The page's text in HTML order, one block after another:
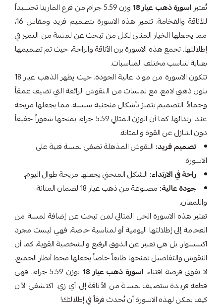
تُعتبراسورة ذهب عيار 18
وزن 5.59 جرام من فرع المارينا تجسيداً
للأناقة والفخامة. تتميز هذه الاسورة بتصميم فريد ومقاس 16،
مما يجعلها الخيار المثالي لكل من تبحث عن لمسة من التميز في
إطلالتها. تجمع هذه الاسورة بين الأناقة والراحة، حيث تم تصميمها
بعناية لتناسب مختلف المناسبات.
تتكون الاسورة من مواد عالية الجودة، حيث يظهر الذهب عيار 18
بلون ذهبي لامع، مع لمسات من النقوش الرائعة التي تضيف عمقاً
وجمالاً. التصميم يتميز بأشكال منحنية سلسة، مما يجعلها مريحة
عند ارتدائها. كما أن الوزن المثالي 5.59 جرام يمنحها شعوراً خفيفاً
دون التنازل عن القوة والمتانة.
تصميم فريد: النقوش المذهلة تضفي لمسة فنية على
الاسورة.
راحة في الارتداء: الشكل المنحني يجعلها مريحة طوال اليوم.
جودة عالية:
مصنوعة من ذهب عيار 18 لضمان المتانة
واللمعان.
تعتبر هذه الاسورة الحل المثالي لمن تبحث عن إضافة لمسة من
الفخامة إلى إطلالتها اليومية أو لمناسبة خاصة. فهي ليست مجرد
اكسسوار، بل هي تعبير عن الذوق الرفيع والشخصية القوية. كما أن
النقوش والتفاصيل تمنحها طابعاً خاصاً يجعلها محط أنظار الجميع.
لا تفوتي فرصة اقتناء اسورة ذهب عيار 18
بوزن 5.59 جرام، فهي
قطعة فريدة ستضيف لمسة من الأناقة إلى أي زي. اكتشفي الآن
كيف يمكن لهذه الاسورة أن تُحدث فرقاً في إطلالتك!